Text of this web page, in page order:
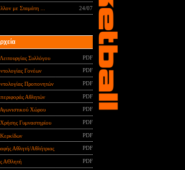
με Σταμάτη ... 24/07
Συλλόγου PDF
Γονέων PDF
Προπονητών PDF
Αθλητών PDF
Χώρου PDF
Γυμναστηρίου PDF
PDF
Αθλητή/Αθλήτριας PDF
ΑΘλητή PDF